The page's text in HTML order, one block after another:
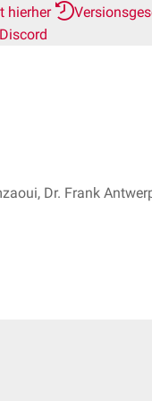
hierher
Discord
Dr. Frank